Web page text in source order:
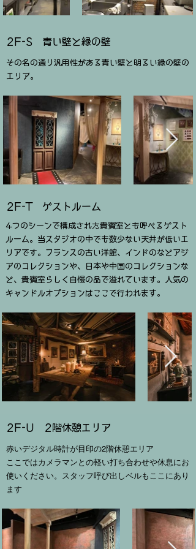
2F-S 青い壁と緑の壁
その名の通り汎用性がある青い壁と明るい緑の壁の
エリア。
​2F-T ゲストルーム
4つのシーンで構成された貴賓室とも呼べるゲスト
ルーム。当スタジオの中でも数少ない天井が低いエ
リアです。フランスの古い洋館、インドのなどアジ
アのコレクションや、日本や中国のコレクションな
ど、貴賓室らしく自慢の品で溢れています。人気の
キャンドルオプションはここで行われます。
2F-U 2階休憩エリア
赤いデジタル時計が目印の2階休憩エリア
ここではカメラマンとの軽い打ち合わせや​休息にお
使いください。スタッフ呼び出しベルもここにあり
ます